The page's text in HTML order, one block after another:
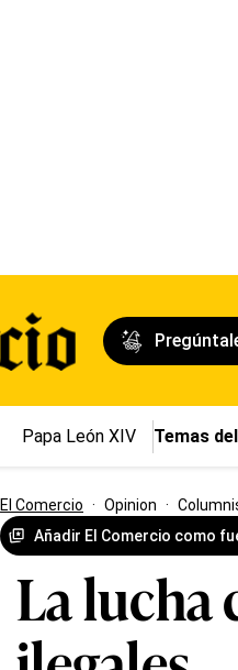
Papa León XIV Temas
El Comercio · Opinion ·
Añadir El Comercio como
La lucha